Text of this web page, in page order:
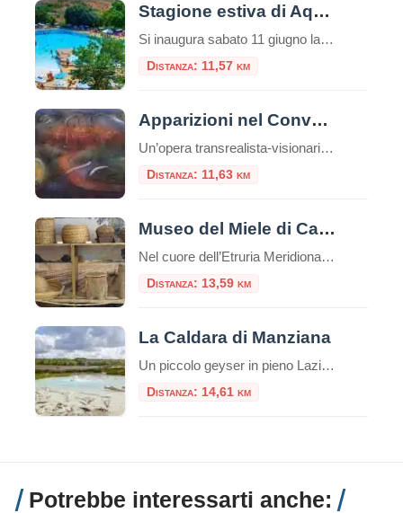
Stagione estiva di Aquafelix
Si inaugura sabato 11 giugno la nuova stagione di Aquafelix a Civitavecchia, il più grande Parco aquatico del Centro Italia, tra i 10 più belli nel Paese. Tante le attività in programma per una estate che si annuncia piena di eventi, con particolare attenzione alle famiglie e al divertimento dei bambini. Tra gli appuntamenti in […]
Distanza: 11,57 km
Apparizioni nel Convento di San Bonaventura a Monterano
Un’opera transrealista-visionaria di Francesco Guadagnuolo ambientata nella provincia di Roma, mette in corrispondenza Monterano con il mistero del Convento di San Bonaventura, la bellissima facciata della Chiesa con la fontana ottagonale opere del Bernini. La Tuscia è un territorio arcaico, pieno di storia, memorie e narrazioni tradizionali, ricche di attrattive e misteri che avvolgono gli ambienti e le strutture della […]
Distanza: 11,63 km
Museo del Miele di Canale Monterano
Nel cuore dell’Etruria Meridionale, a poca distanza da Roma e a ridosso dell’incantevole Riserva Naturale di Monterano, sorge un piccolo scrigno di cultura materiale e biodiversità: il Museo del Miele di Canale Monterano. Nato dalla passione e dalla lungimiranza dell’Associazione Monterano Apicoltori APS, questo spazio espositivo non è soltanto un luogo in cui si conserva […]
Distanza: 13,59 km
La Caldara di Manziana
Un piccolo geyser in pieno Lazio La “callara” è il nome che viene dato, nel dialetto di queste zone a nord di Roma, alla Caldara di Manziana. Terra vulcanica, come ci ricordano anche le vicine solfatare della Macchia Grande e di Monterano e terra dell’antico vulcano Sabatino di cui restano testimonianza le terme di Stigliano, […]
Distanza: 14,61 km
Potrebbe interessarti anche: